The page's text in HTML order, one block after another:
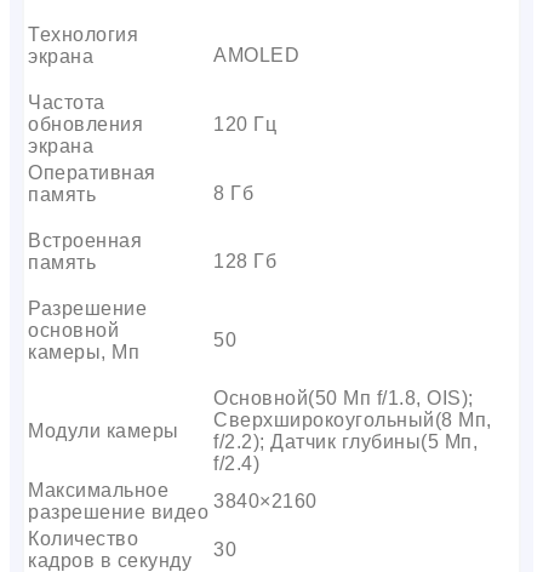
Технология
экрана
AMOLED
Частота
обновления
экрана
120 Гц
Оперативная
память
8 Гб
Встроенная
память
128 Гб
Разрешение
основной
камеры, Мп
50
Модули камеры
Основной(50 Мп f/1.8, OIS);
Сверхширокоугольный(8 Мп,
f/2.2); Датчик глубины(5 Мп,
f/2.4)
Максимальное
разрешение видео
3840×2160
Количество
кадров в секунду
30